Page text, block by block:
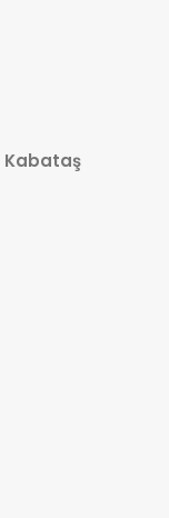
Kabataş